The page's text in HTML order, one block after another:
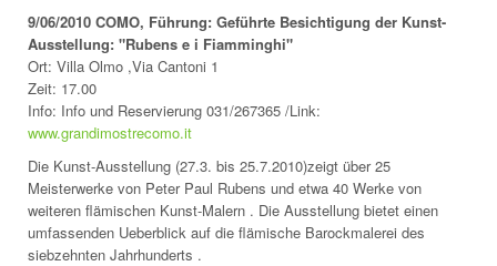
9/06/2010 COMO, Führung: Geführte Besichtigung der Kunst-
Ausstellung: "Rubens e i Fiamminghi"
Ort: Villa Olmo ,Via Cantoni 1
Zeit: 17.00
Info: Info und Reservierung 031/267365 /Link:
www.grandimostrecomo.it
Die Kunst-Ausstellung (27.3. bis 25.7.2010)zeigt über 25
Meisterwerke von Peter Paul Rubens und etwa 40 Werke von
weiteren flämischen Kunst-Malern . Die Ausstellung bietet einen
umfassenden Ueberblick auf die flämische Barockmalerei des
siebzehnten Jahrhunderts .